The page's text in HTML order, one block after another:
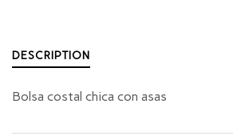
DESCRIPTION
Bolsa costal chica con asas